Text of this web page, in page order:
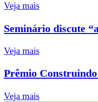
Veja mais
Seminário discute
Veja mais
Prêmio
Veja mais